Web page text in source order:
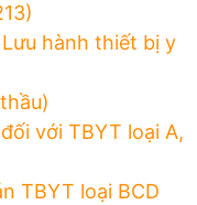
hành thiết bị y
với TBYT loại A,
TBYT loại BCD